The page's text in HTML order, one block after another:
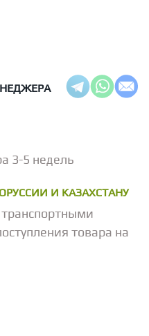
3-5 недель
И КАЗАХСТАНУ
товара на